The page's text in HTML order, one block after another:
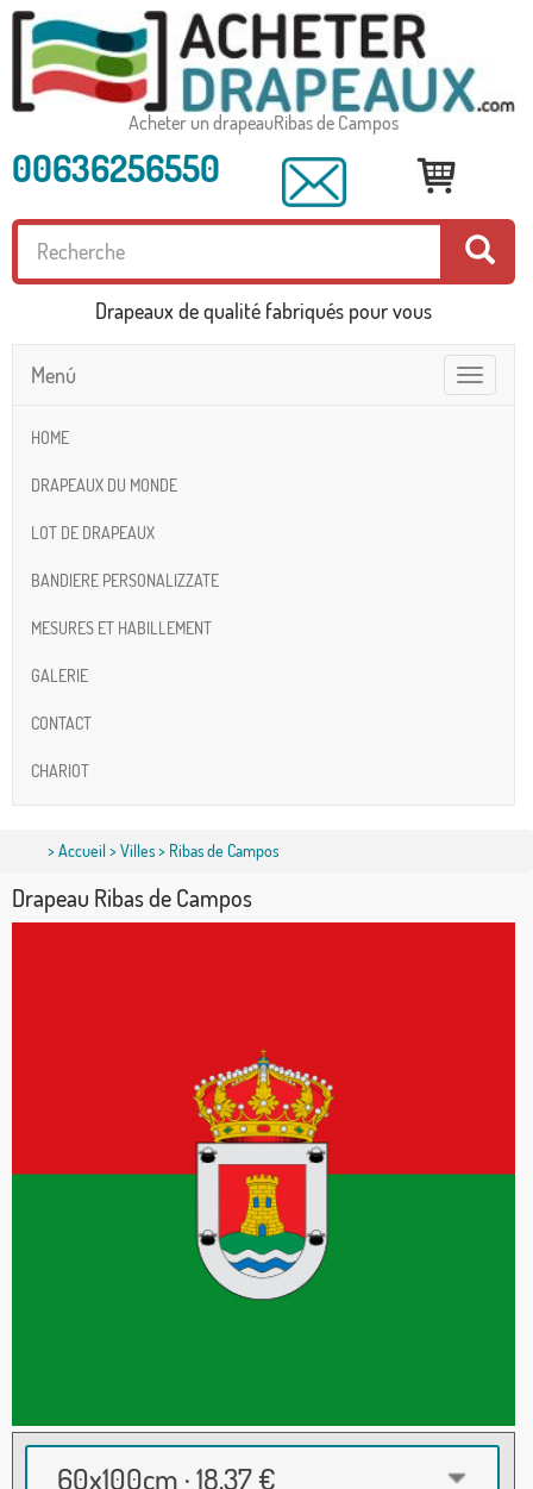
Acheter un drapeauRibas de Campos
00636256550
Drapeaux de qualité fabriqués pour vous
Toggle
navigation
Menú
HOME
DRAPEAUX DU MONDE
LOT DE DRAPEAUX
BANDIERE PERSONALIZZATE
MESURES ET HABILLEMENT
GALERIE
CONTACT
CHARIOT
>Accueil>Villes> Ribas de Campos
Drapeau Ribas de Campos
60x100cm · 18,37 €